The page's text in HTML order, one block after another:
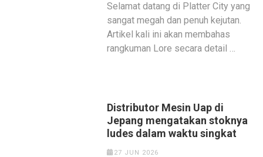
Selamat datang di Platter City yang
sangat megah dan penuh kejutan.
Artikel kali ini akan membahas
rangkuman Lore secara detail …
Distributor Mesin Uap di
Jepang mengatakan stoknya
ludes dalam waktu singkat
27 JUN 2026